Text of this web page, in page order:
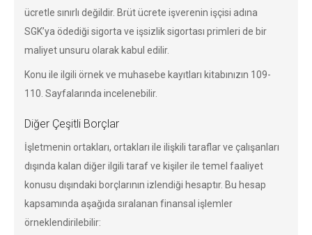
ücretle sınırlı değildir. Brüt ücrete işverenin işçisi adına
SGK’ya ödediği sigorta ve işsizlik sigortası primleri de bir
maliyet unsuru olarak kabul edilir.
Konu ile ilgili örnek ve muhasebe kayıtları kitabınızın 109-
110. Sayfalarında incelenebilir.
Diğer Çeşitli Borçlar
İşletmenin ortakları, ortakları ile ilişkili taraflar ve çalışanları
dışında kalan diğer ilgili taraf ve kişiler ile temel faaliyet
konusu dışındaki borçlarının izlendiği hesaptır. Bu hesap
kapsamında aşağıda sıralanan finansal işlemler
örneklendirilebilir: